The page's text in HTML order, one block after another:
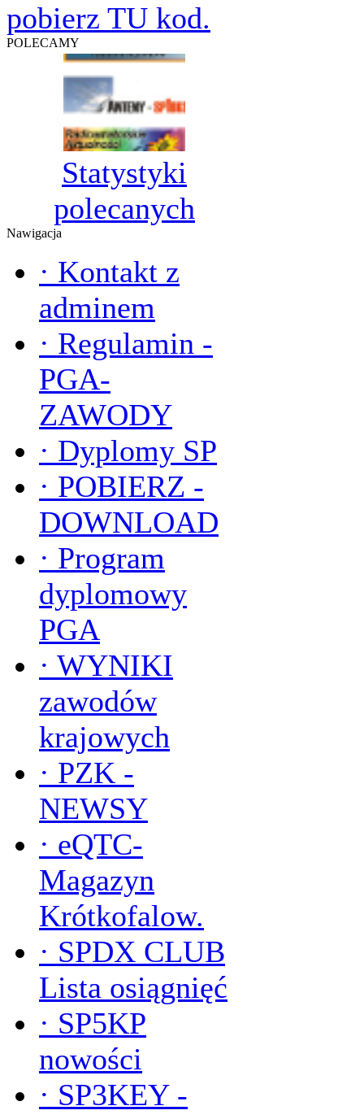
pobierz TU kod.
POLECAMY
Statystyki
polecanych
Nawigacja
· Kontakt z
adminem
· Regulamin -
PGA-
ZAWODY
· Dyplomy SP
· POBIERZ -
DOWNLOAD
· Program
dyplomowy
PGA
· WYNIKI
zawodów
krajowych
· PZK -
NEWSY
· eQTC-
Magazyn
Krótkofalow.
· SPDX CLUB
Lista osiągnięć
· SP5KP
nowości
· SP3KEY -